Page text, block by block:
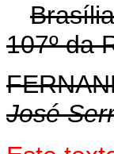
107º da
José